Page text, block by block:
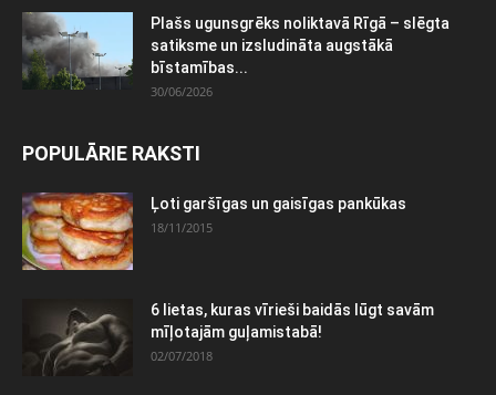
Plašs ugunsgrēks noliktavā Rīgā – slēgta
satiksme un izsludināta augstākā
bīstamības...
30/06/2026
POPULĀRIE RAKSTI
Ļoti garšīgas un gaisīgas pankūkas
18/11/2015
6 lietas, kuras vīrieši baidās lūgt savām
mīļotajām guļamistabā!
02/07/2018